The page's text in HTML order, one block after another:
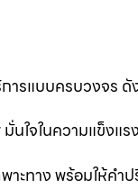
ารแบบครบวงจร ดั
ใจในความแข็งแร
าะทาง พร้อมให้ค